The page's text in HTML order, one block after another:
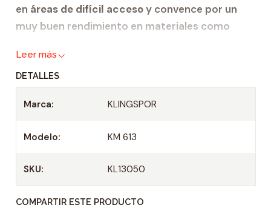
en áreas de difícil accesoy convence por un
muy buen rendimiento en materiales como
acero inoxidable
metal
madera y
plástico.
Este pequeño cepillo milhojas
taladros con regulación de velocidad. Entre las
particularidades del modelo KM 613 se
encuentran la estructura blanda y adaptable de
Leer más
DETALLES
Marca: KLINGSPOR
Modelo: KM 613
SKU: KL13050
COMPARTIR ESTE PRODUCTO